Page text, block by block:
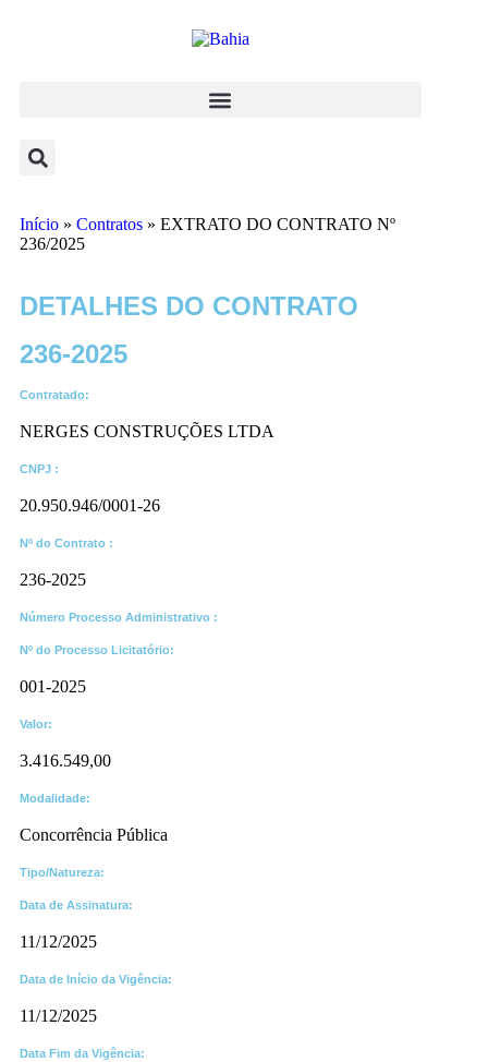
Início » Contratos » EXTRATO DO CONTRATO Nº
236/2025
DETALHES DO CONTRATO​
236-2025
Contratado:
NERGES CONSTRUÇÕES LTDA
CNPJ :
20.950.946/0001-26
Nº do Contrato :
236-2025
Número Processo Administrativo :
Nº do Processo Licitatório:
001-2025
Valor:
3.416.549,00
Modalidade:
Concorrência Pública
Tipo/Natureza:
Data de Assinatura:
11/12/2025
Data de Início da Vigência:
11/12/2025
Data Fim da Vigência: